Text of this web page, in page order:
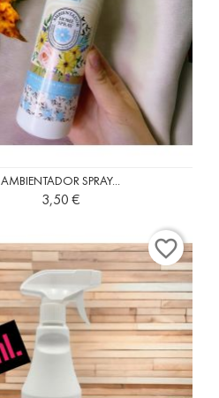
AMBIENTADOR SPRAY...
Precio
3,50 €
favorite_border